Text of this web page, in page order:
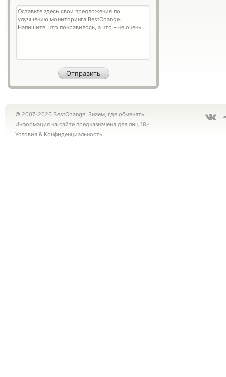
© 2007-2026 BestChange. Знаем, где обменять!
Информация на сайте предназначена для лиц 18+
Условия & Конфиденциальность